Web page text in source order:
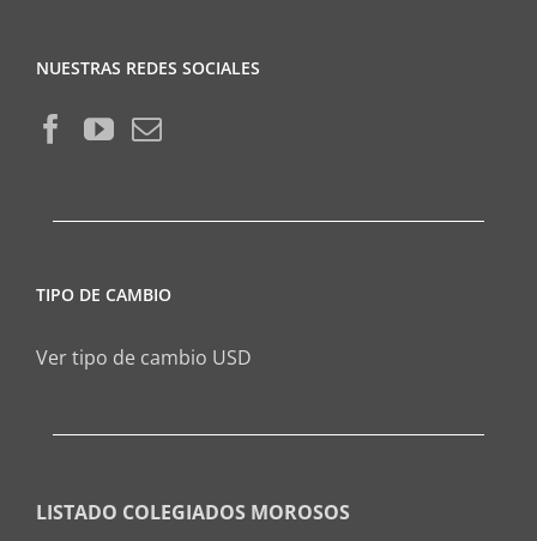
NUESTRAS REDES SOCIALES
TIPO DE CAMBIO
Ver tipo de cambio USD
LISTADO COLEGIADOS MOROSOS